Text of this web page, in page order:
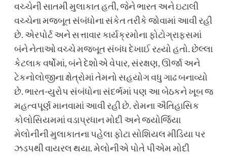
વચ્ચેની સાતમી મુલાકાત હતી, જેને ભારત અને ઇટાલી
વચ્ચેના મજબૂત સંબંધોના સંકેત તરીકે જોવામાં આવી રહી
છે. એરપોર્ટ અને સત્તાવાર કાર્યક્રમોના ફોટોગ્રાફ્સમાં
બંને નેતાઓ વચ્ચે મજબૂત સંબંધ દેખાઈ રહ્યો હતો. છેલ્લા
કેટલાક વર્ષોમાં, બંને દેશોએ વેપાર, સંરક્ષણ, ઊર્જા અને
ટેકનોલોજીના ક્ષેત્રોમાં તેમનો સહયોગ વધુ ગાઢ બનાવ્યો
છે. ભારત-યુરોપ સંબંધોના સંદર્ભમાં પણ આ બેઠકને ખૂબ જ
મહત્વપૂર્ણ માનવામાં આવી રહી છે. રોમના ઐતિહાસિક
કોલોસિયમમાં વડાપ્રધાન મોદી અને જ્યોર્જિયા
મેલોનીની મુલાકાતના પહેલા ફોટા સોશિયલ મીડિયા પર
ઝડપથી વાયરલ થયા. મેલોનીએ પોતે પીએમ મોદી